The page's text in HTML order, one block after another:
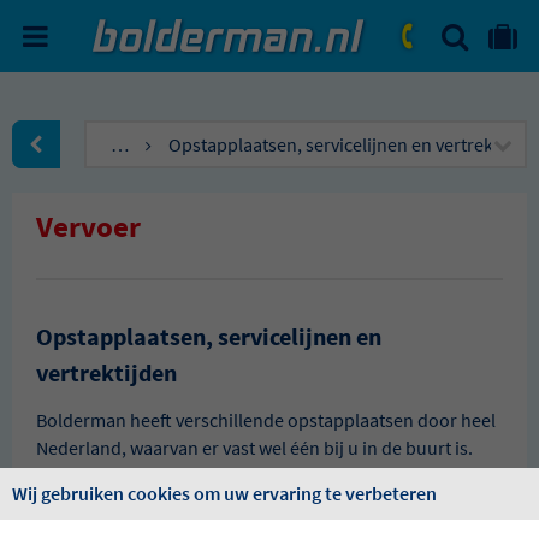
ma. - vr.: 09:00 - 17:30
ZOEKEN
naar Homepagina … Opstapplaatsen, servicelijnen en vertrektijden
Vervoer
Opstapplaatsen, servicelijnen en
vertrektijden
Bolderman heeft verschillende opstapplaatsen door heel
Nederland, waarvan er vast wel één bij u in de buurt is.
Met één van onze servicelijnen wordt u opgehaald en naar
ons centrale overstappunt gebracht. De servicelijnen
Wij gebruiken cookies om uw ervaring te verbeteren